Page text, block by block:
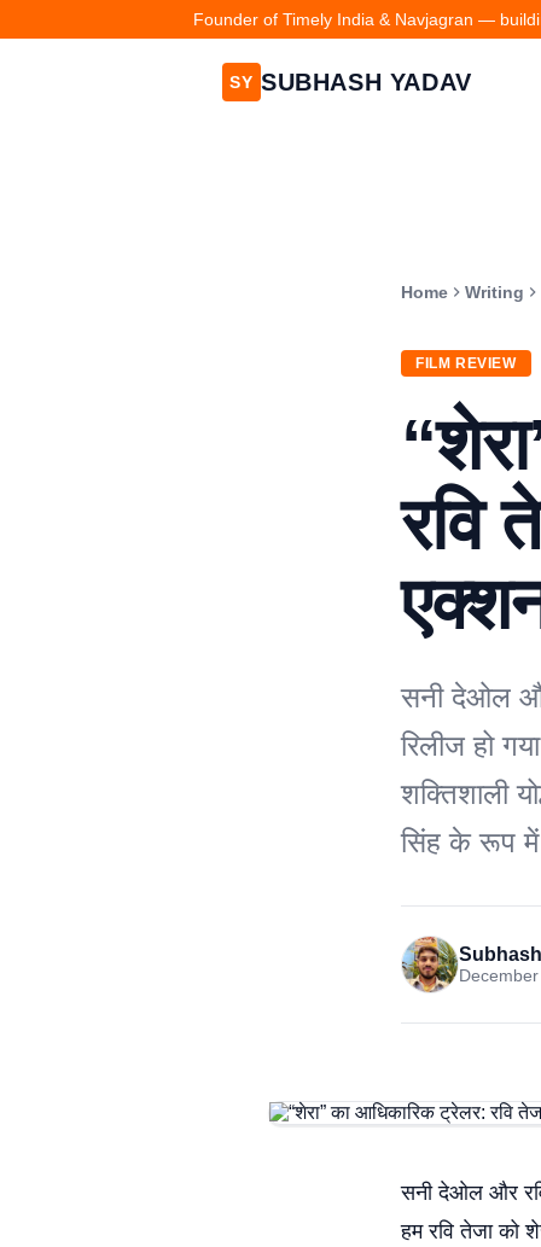
Founder of Timely India & Navjagran —
SY SUBHASH YADAV
Home Writing
FILM REVIEW
रवि
सनी देओल और
रिलीज हो
शक्तिशाली
सिंह के रूप
सनी देओल और रवि
हम रवि तेजा को